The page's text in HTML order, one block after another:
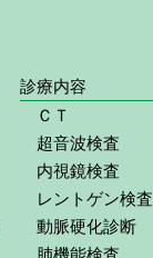
診療内容
ＣＴ
超音波検査
内視鏡検査
レントゲン検査
動脈硬化診断
肺機能検査